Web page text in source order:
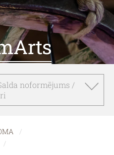
noformējums /